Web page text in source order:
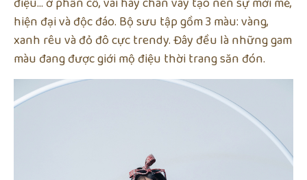
hiện đại và độc đáo. Bộ sưu tập gồm 3 màu: vàng,
xanh rêu và đỏ đô cực trendy. Đây đều là những gam
màu đang được giới mộ điệu thời trang săn đón.